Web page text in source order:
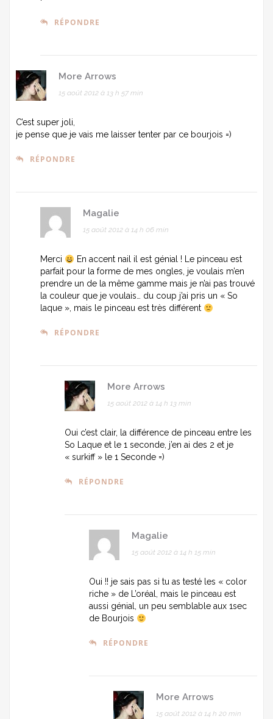
RÉPONDRE
More Arrows
15 août 2012 à 13 h 57 min
C’est super joli,
je pense que je vais me laisser tenter par ce bourjois =)
RÉPONDRE
Magalie
15 août 2012 à 14 h 06 min
Merci
En accent nail il est génial ! Le pinceau est
parfait pour la forme de mes ongles, je voulais m’en
prendre un de la même gamme mais je n’ai pas trouvé
la couleur que je voulais… du coup j’ai pris un « So
laque », mais le pinceau est très différent
RÉPONDRE
More Arrows
15 août 2012 à 14 h 13 min
Oui c’est clair, la différence de pinceau entre les
So Laque et le 1 seconde, j’en ai des 2 et je
« surkiff » le 1 Seconde =)
RÉPONDRE
Magalie
15 août 2012 à 14 h 15 min
Oui !! je sais pas si tu as testé les « color
riche » de L’oréal, mais le pinceau est
aussi génial, un peu semblable aux 1sec
de Bourjois
RÉPONDRE
More Arrows
15 août 2012 à 14 h 20 min